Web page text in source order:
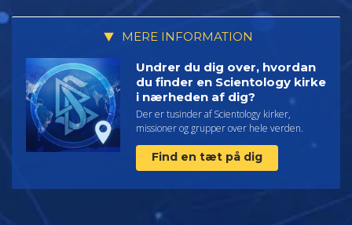
MERE INFORMATION
Undrer du dig over, hvordan
du finder en Scientology kirke
i nærheden af dig?
Der er tusinder af Scientology kirker,
missioner og grupper over hele verden.
Find en tæt på dig